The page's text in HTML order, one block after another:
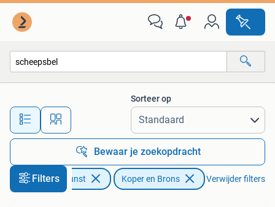
Alle afstanden…
Sorteer op
Bewaar je zoekopdracht
Filters
Antiek en Kunst Koper en Brons Verwijder filters